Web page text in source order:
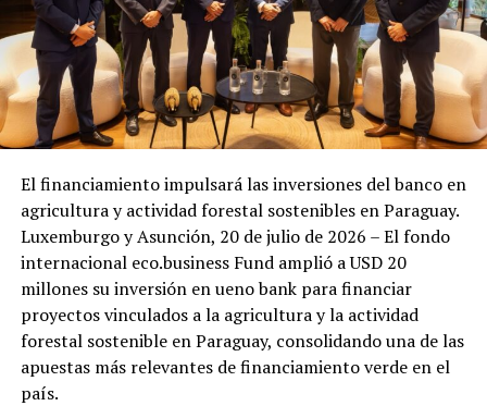
El financiamiento impulsará las inversiones del banco en
agricultura y actividad forestal sostenibles en Paraguay.
Luxemburgo y Asunción, 20 de julio de 2026 – El fondo
internacional eco.business Fund amplió a USD 20
millones su inversión en ueno bank para financiar
proyectos vinculados a la agricultura y la actividad
forestal sostenible en Paraguay, consolidando una de las
apuestas más relevantes de financiamiento verde en el
país.